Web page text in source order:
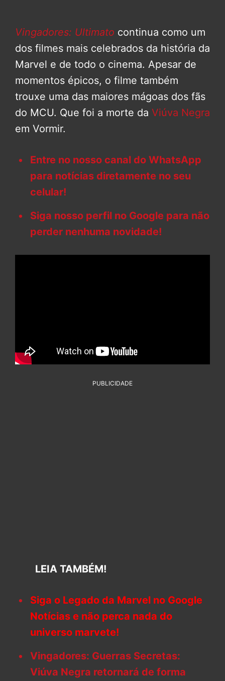
Vingadores: Ultimato continua como um
dos filmes mais celebrados da história da
Marvel e de todo o cinema. Apesar de
momentos épicos, o filme também
trouxe uma das maiores mágoas dos fãs
do MCU. Que foi a morte da Viúva Negra
em Vormir.
Entre no nosso canal do WhatsApp
para notícias diretamente no seu
celular!
Siga nosso perfil no Google para não
perder nenhuma novidade!
PUBLICIDADE
LEIA TAMBÉM!
Siga o Legado da Marvel no Google
Notícias e não perca nada do
universo marvete!
Vingadores: Guerras Secretas:
Viúva Negra retornará de forma